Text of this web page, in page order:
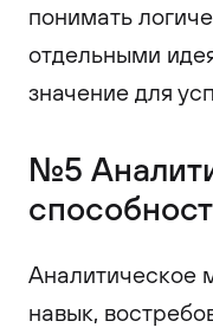
понимать
отдельными
значение для
№5
навык,